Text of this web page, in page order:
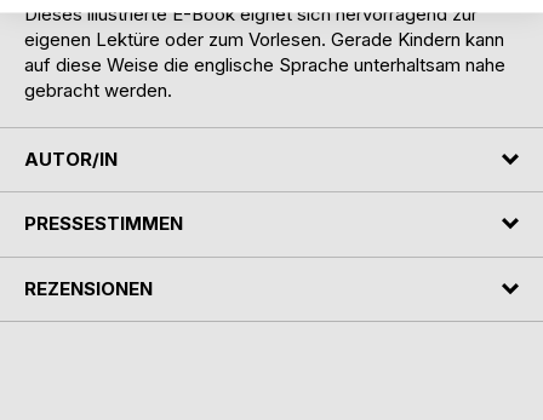
Dieses illustrierte E-Book eignet sich hervorragend zur
eigenen Lektüre oder zum Vorlesen. Gerade Kindern kann
auf diese Weise die englische Sprache unterhaltsam nahe
gebracht werden.
AUTOR/IN
PRESSESTIMMEN
REZENSIONEN